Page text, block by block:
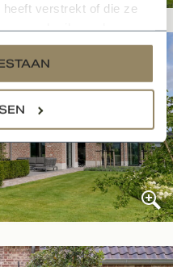
verstrekt of die ze